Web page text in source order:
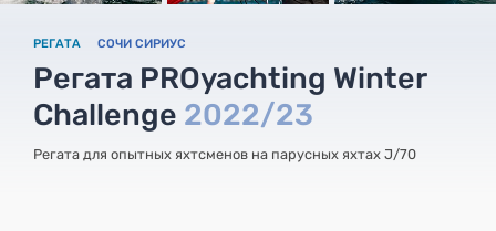
РЕГАТА СОЧИ СИРИУС
Регата PROyachting Winter
Challenge 2022/23
Регата для опытных яхтсменов на парусных яхтах J/70